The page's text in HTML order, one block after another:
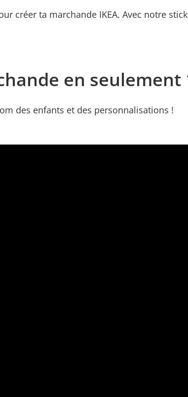
créer ta marchande IKEA. Avec notre
en seulement
des enfants et des personnalisations !